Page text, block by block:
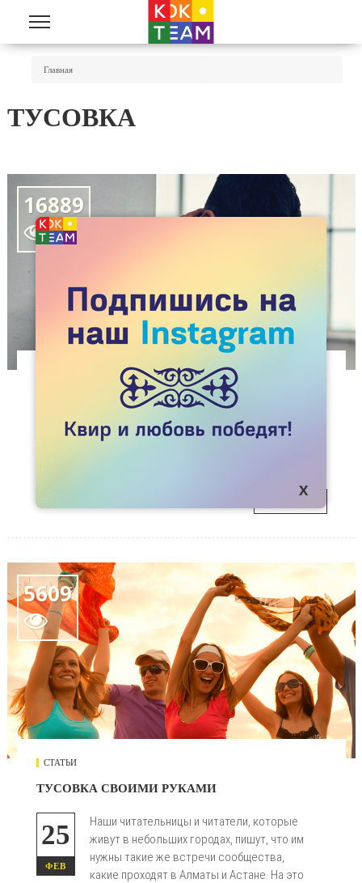
Перейти к основному содержанию
Главная
ТУСОВКА
16889

ГЕЙ ПОСЛЕ 30
05
От долгих минетов затекает шея? Что ж, значит,
5609

СТАТЬИ
ТУСОВКА СВОИМИ РУКАМИ
25
ФЕВ
Наши читательницы и читатели, которые
живут в небольших городах, пишут, что им
нужны такие же встречи сообщества,
какие проходят в Алматы и Астане. На это